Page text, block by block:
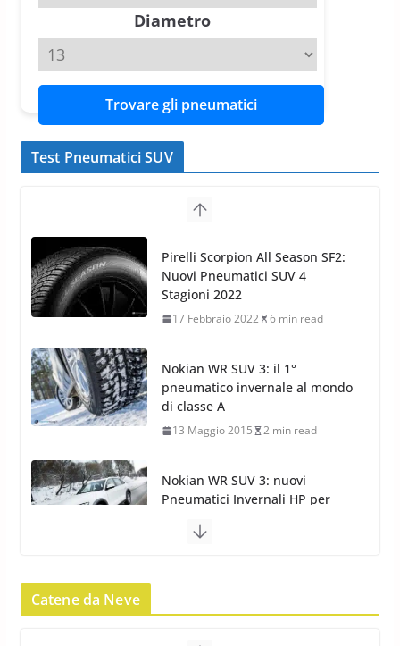
20 Aprile 2026 4 min read
Diametro
Trovare gli pneumatici
Test Pneumatici SUV
Pirelli Scorpion All Season SF2:
Nuovi Pneumatici SUV 4
Stagioni 2022
17 Febbraio 2022 6 min read
Nokian WR SUV 3: il 1°
pneumatico invernale al mondo
di classe A
13 Maggio 2015 2 min read
Nokian WR SUV 3: nuovi
Pneumatici Invernali HP per
23 Aprile 2013
Yokohama Geolandar G073: nuovi
Catene da Neve